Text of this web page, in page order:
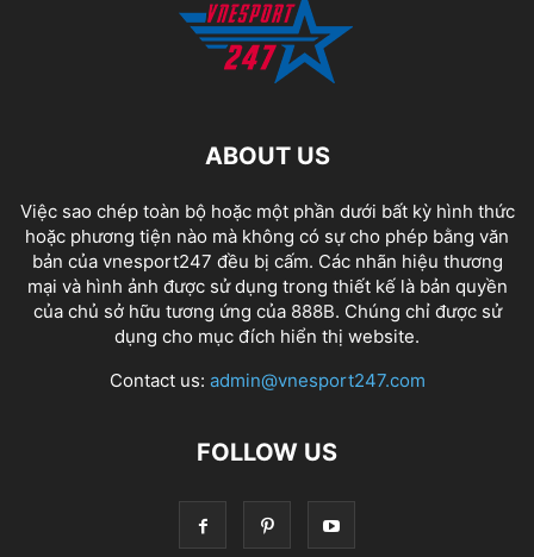
ABOUT US
Việc sao chép toàn bộ hoặc một phần dưới bất kỳ hình thức
hoặc phương tiện nào mà không có sự cho phép bằng văn
bản của vnesport247 đều bị cấm. Các nhãn hiệu thương
mại và hình ảnh được sử dụng trong thiết kế là bản quyền
của chủ sở hữu tương ứng của 888B. Chúng chỉ được sử
dụng cho mục đích hiển thị website.
Contact us: admin@vnesport247.com
FOLLOW US